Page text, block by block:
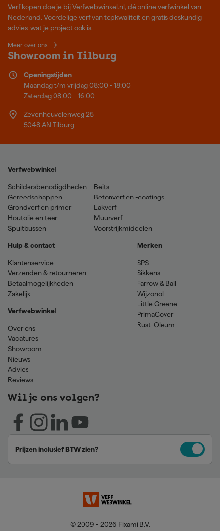
Verf kopen doe je bij Verfwebwinkel.nl, dé online verfwinkel van
Nederland. Voordelige verf van topkwaliteit en gratis deskundig
advies, wat je project ook is.
Meer over ons
Showroom in Tilburg
Openingstijden
Maandag t/m vrijdag 08:00 - 18:00
Zaterdag 08:00 - 16:00
Zevenheuvelenweg 25
5048 AN Tilburg
Verfwebwinkel
Schildersbenodigdheden
Gereedschappen
Grondverf en primer
Houtolie en teer
Spuitbussen
Beits
Betonverf en -coatings
Lakverf
Muurverf
Voorstrijkmiddelen
Hulp & contact
Klantenservice
Verzenden & retourneren
Betaalmogelijkheden
Zakelijk
Verfwebwinkel
Over ons
Vacatures
Showroom
Nieuws
Advies
Reviews
Merken
SPS
Sikkens
Farrow & Ball
Wijzonol
Little Greene
PrimaCover
Rust-Oleum
Wil je ons volgen?
Prijzen inclusief BTW zien?
© 2009 - 2026 Fixami B.V.